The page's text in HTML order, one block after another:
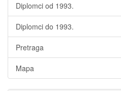
Diplomci od 1993.
Diplomci do 1993.
Pretraga
Mapa